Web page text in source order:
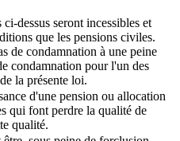
dessus seront incessibles et
que les pensions civiles.
de condamnation à une peine
condamnation pour l'un des
la présente loi.
d'une pension ou allocation
qui font perdre la qualité de
qualité.